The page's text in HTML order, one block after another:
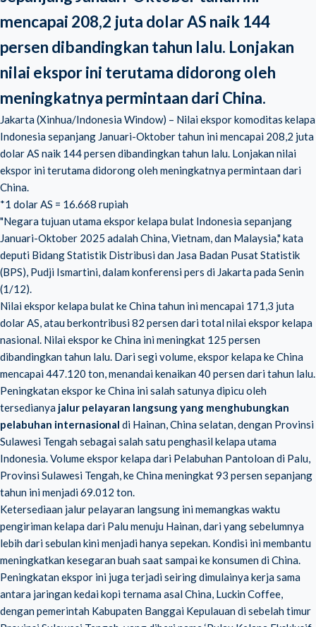
mencapai 208,2 juta dolar AS naik 144
persen dibandingkan tahun lalu. Lonjakan
nilai ekspor ini terutama didorong oleh
meningkatnya permintaan dari China.
Jakarta (Xinhua/Indonesia Window) – Nilai ekspor komoditas kelapa
Indonesia sepanjang Januari-Oktober tahun ini mencapai 208,2 juta
dolar AS naik 144 persen dibandingkan tahun lalu. Lonjakan nilai
ekspor ini terutama didorong oleh meningkatnya permintaan dari
China.
*1 dolar AS = 16.668 rupiah
"Negara tujuan utama ekspor kelapa bulat Indonesia sepanjang
Januari-Oktober 2025 adalah China, Vietnam, dan Malaysia," kata
deputi Bidang Statistik Distribusi dan Jasa Badan Pusat Statistik
(BPS), Pudji Ismartini, dalam konferensi pers di Jakarta pada Senin
(1/12).
Nilai ekspor kelapa bulat ke China tahun ini mencapai 171,3 juta
dolar AS, atau berkontribusi 82 persen dari total nilai ekspor kelapa
nasional. Nilai ekspor ke China ini meningkat 125 persen
dibandingkan tahun lalu. Dari segi volume, ekspor kelapa ke China
mencapai 447.120 ton, menandai kenaikan 40 persen dari tahun lalu.
Peningkatan ekspor ke China ini salah satunya dipicu oleh
tersedianya jalur pelayaran langsung yang menghubungkan
pelabuhan internasional di Hainan, China selatan, dengan Provinsi
Sulawesi Tengah sebagai salah satu penghasil kelapa utama
Indonesia. Volume ekspor kelapa dari Pelabuhan Pantoloan di Palu,
Provinsi Sulawesi Tengah, ke China meningkat 93 persen sepanjang
tahun ini menjadi 69.012 ton.
Ketersediaan jalur pelayaran langsung ini memangkas waktu
pengiriman kelapa dari Palu menuju Hainan, dari yang sebelumnya
lebih dari sebulan kini menjadi hanya sepekan. Kondisi ini membantu
meningkatkan kesegaran buah saat sampai ke konsumen di China.
Peningkatan ekspor ini juga terjadi seiring dimulainya kerja sama
antara jaringan kedai kopi ternama asal China, Luckin Coffee,
dengan pemerintah Kabupaten Banggai Kepulauan di sebelah timur